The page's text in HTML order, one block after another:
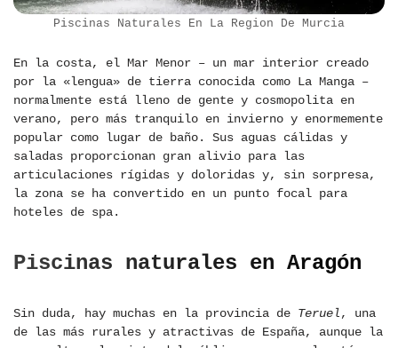
Piscinas Naturales En La Region De Murcia
En la costa, el Mar Menor – un mar interior creado
por la «lengua» de tierra conocida como La Manga –
normalmente está lleno de gente y cosmopolita en
verano, pero más tranquilo en invierno y enormemente
popular como lugar de baño. Sus aguas cálidas y
saladas proporcionan gran alivio para las
articulaciones rígidas y doloridas y, sin sorpresa,
la zona se ha convertido en un punto focal para
hoteles de spa.
Piscinas naturales en Aragón
Sin duda, hay muchas en la provincia de Teruel, una
de las más rurales y atractivas de España, aunque la